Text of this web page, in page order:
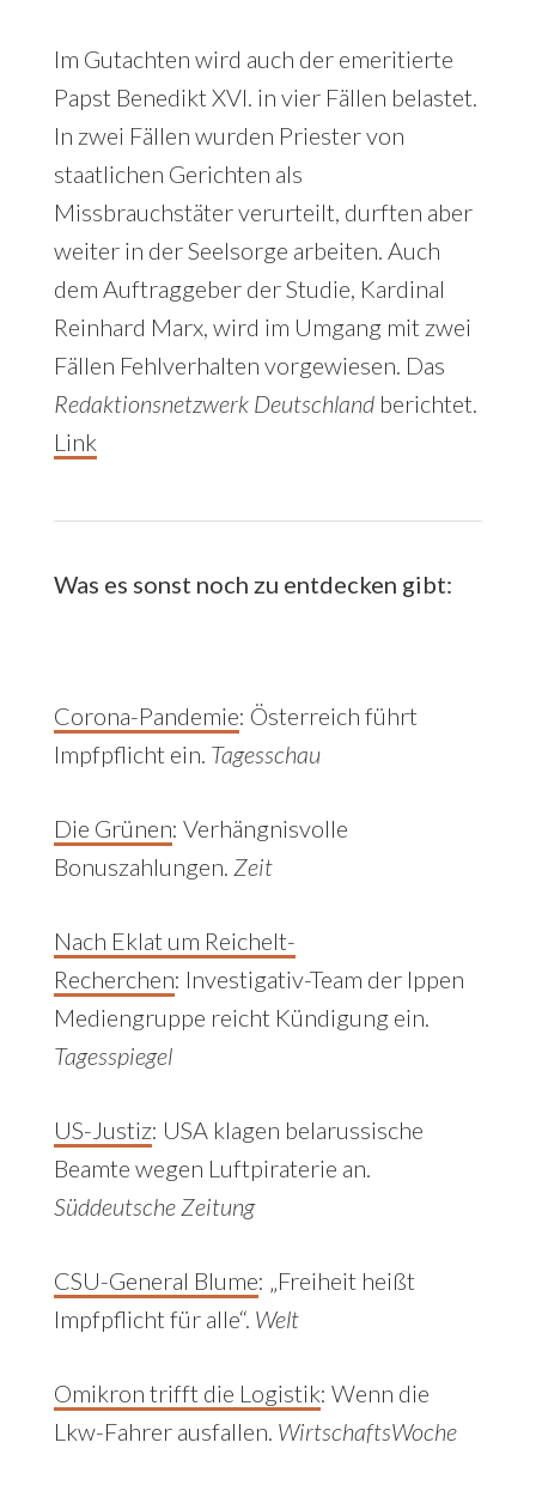
Im Gutachten wird auch der emeritierte
Papst Benedikt XVI. in vier Fällen belastet.
In zwei Fällen wurden Priester von
staatlichen Gerichten als
Missbrauchstäter verurteilt, durften aber
weiter in der Seelsorge arbeiten. Auch
dem Auftraggeber der Studie, Kardinal
Reinhard Marx, wird im Umgang mit zwei
Fällen Fehlverhalten vorgewiesen. Das
Redaktionsnetzwerk Deutschlandberichtet.
Link
Was es sonst noch zu entdecken gibt:
Corona-Pandemie: Österreich führt
Impfpflicht ein. Tagesschau
Die Grünen: Verhängnisvolle
Bonuszahlungen. Zeit
Nach Eklat um Reichelt-
Recherchen: Investigativ-Team der Ippen
Mediengruppe reicht Kündigung ein.
Tagesspiegel
US-Justiz: USA klagen belarussische
Beamte wegen Luftpiraterie an.
Süddeutsche Zeitung
CSU-General Blume: „Freiheit heißt
Impfpflicht für alle“. Welt
Omikron trifft die Logistik: Wenn die
Lkw-Fahrer ausfallen. WirtschaftsWoche